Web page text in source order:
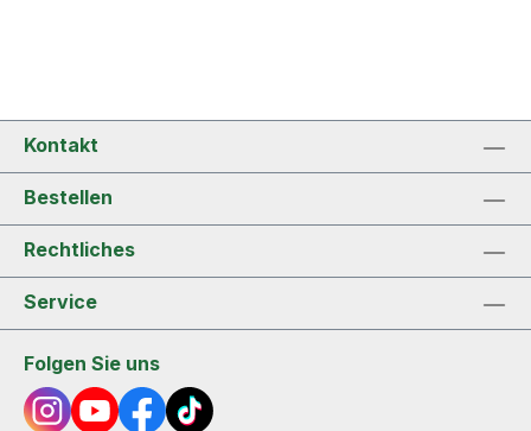
Kontakt
Bestellen
Rechtliches
Service
Folgen Sie uns